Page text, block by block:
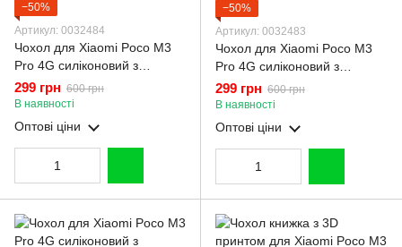
−50%
Артикул: 0032484
Чохол для Xiaomi Poco M3
Pro 4G силіконовий з
мікрофіброю нековзний на
сяомі поко м3 про 4г
рожевий
299 грн 600 грн
В наявності
Оптові ціни
−50%
Артикул: 0032483
Чохол для Xiaomi Poco M3
Pro 4G силіконовий з
мікрофіброю нековзний на
сяомі поко м3 про 4г
бузковий
299 грн 600 грн
В наявності
Оптові ціни